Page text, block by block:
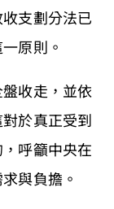
支劃分法已
原則。
收走，並依
於真正受到
呼籲中央在
與負擔。